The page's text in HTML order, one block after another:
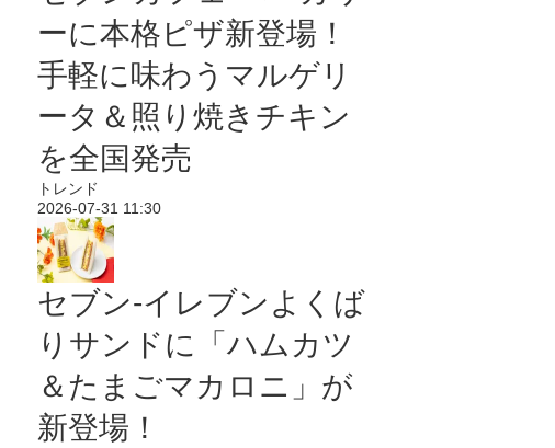
ーに本格ピザ新登場！
手軽に味わうマルゲリ
ータ＆照り焼きチキン
を全国発売
トレンド
2026-07-31 11:30
セブン‐イレブンよくば
りサンドに「ハムカツ
＆たまごマカロニ」が
新登場！